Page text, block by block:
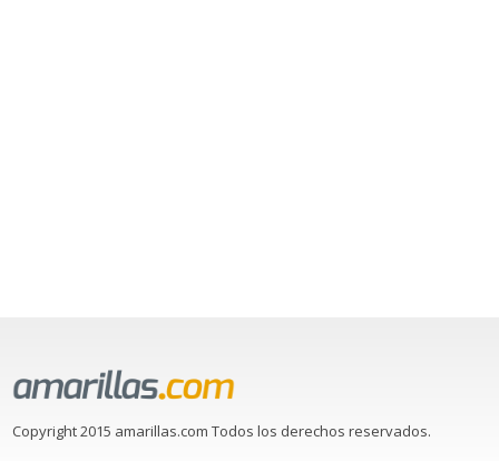
Copyright 2015 amarillas.com Todos los derechos reservados.